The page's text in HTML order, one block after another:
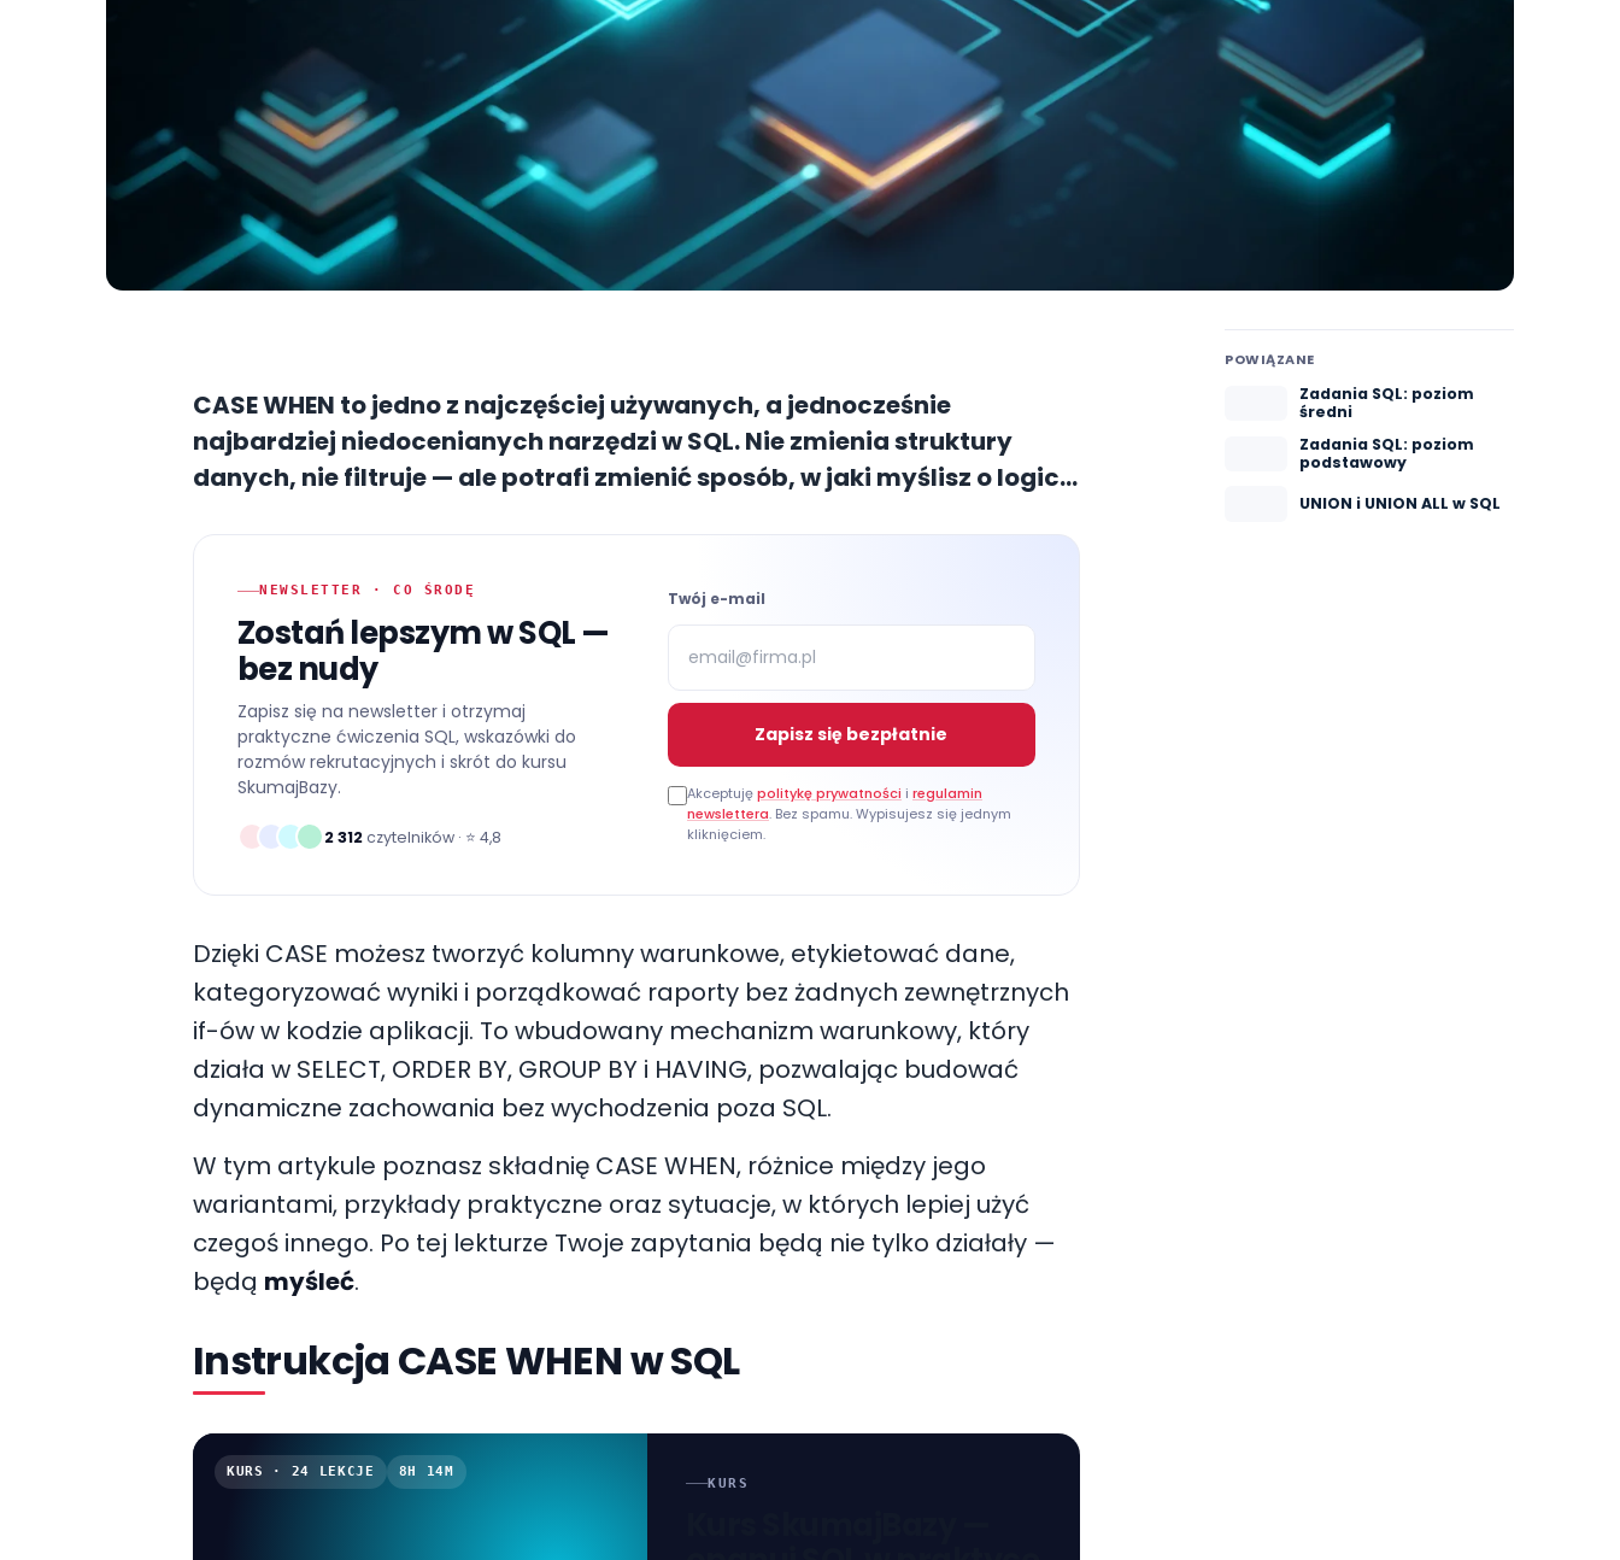
CASE WHEN to jedno z najczęściej używanych, a jednocześnie
najbardziej niedocenianych narzędzi w SQL. Nie zmienia struktury
danych, nie filtruje — ale potrafi zmienić sposób, w jaki myślisz o logice
NEWSLETTER · CO ŚRODĘ
Zostań lepszym w SQL —
bez nudy
Zapisz się na newsletter i otrzymaj
praktyczne ćwiczenia SQL, wskazówki do
rozmów rekrutacyjnych i skrót do kursu
SkumajBazy.
2 312czytelników · ⭐ 4,8
Twój e-mail
Zapisz się bezpłatnie
Akceptujępolitykę prywatności i regulamin
newslettera. Bez spamu. Wypisujesz się jednym
kliknięciem.
Dzięki CASE możesz tworzyć kolumny warunkowe, etykietować dane,
kategoryzować wyniki i porządkować raporty bez żadnych zewnętrznych
if-ów w kodzie aplikacji. To wbudowany mechanizm warunkowy, który
działa w SELECT, ORDER BY, GROUP BY i HAVING, pozwalając budować
dynamiczne zachowania bez wychodzenia poza SQL.
W tym artykule poznasz składnię CASE WHEN, różnice między jego
wariantami, przykłady praktyczne oraz sytuacje, w których lepiej użyć
czegoś innego. Po tej lekturze Twoje zapytania będą nie tylko działały —
będą myśleć.
Instrukcja CASE WHEN w SQL
KURS · 24 LEKCJE 8H 14M
KURS
POWIĄZANE
Zadania SQL: poziom
średni
Zadania SQL: poziom
podstawowy
UNION i UNION ALL w SQL